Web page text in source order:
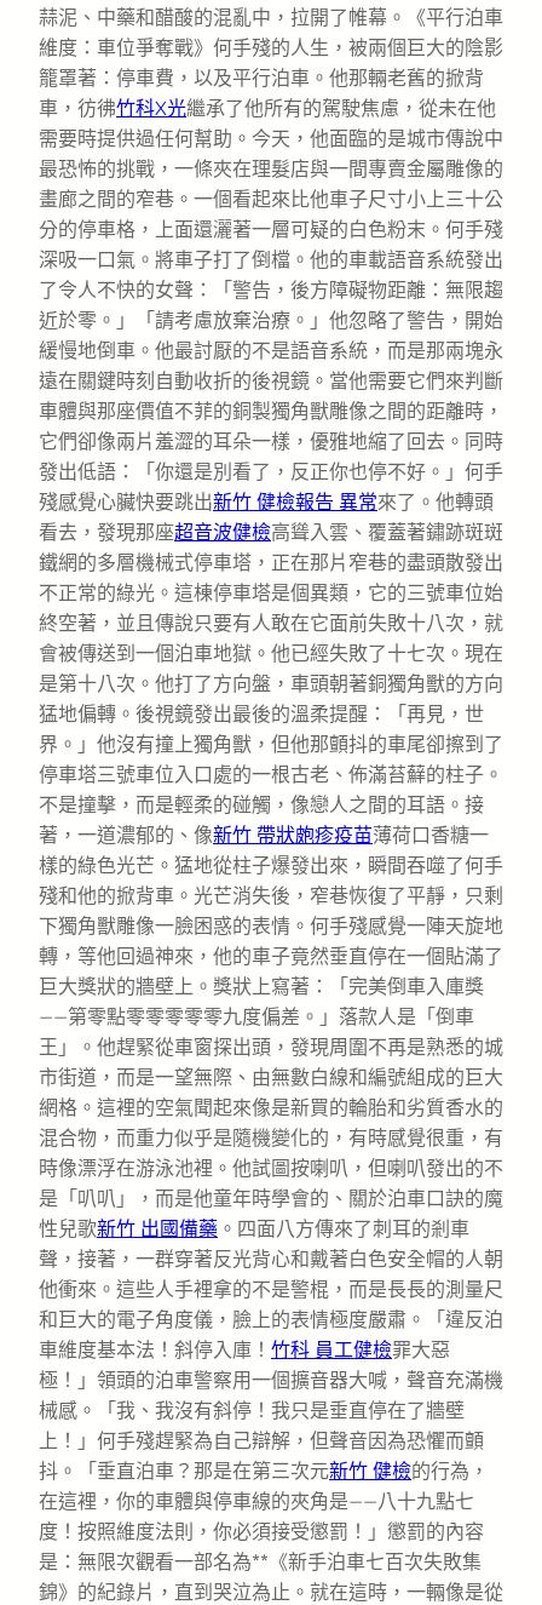
蒜泥、中藥和醋酸的混亂中，拉開了帷幕。《平行泊車
維度：車位爭奪戰》何手殘的人生，被兩個巨大的陰影
籠罩著：停車費，以及平行泊車。他那輛老舊的掀背
車，彷彿竹科X光繼承了他所有的駕駛焦慮，從未在他
需要時提供過任何幫助。今天，他面臨的是城市傳說中
最恐怖的挑戰，一條夾在理髮店與一間專賣金屬雕像的
畫廊之間的窄巷。一個看起來比他車子尺寸小上三十公
分的停車格，上面還灑著一層可疑的白色粉末。何手殘
深吸一口氣。將車子打了倒檔。他的車載語音系統發出
了令人不快的女聲：「警告，後方障礙物距離：無限趨
近於零。」「請考慮放棄治療。」他忽略了警告，開始
緩慢地倒車。他最討厭的不是語音系統，而是那兩塊永
遠在關鍵時刻自動收折的後視鏡。當他需要它們來判斷
車體與那座價值不菲的銅製獨角獸雕像之間的距離時，
它們卻像兩片羞澀的耳朵一樣，優雅地縮了回去。同時
發出低語：「你還是別看了，反正你也停不好。」何手
殘感覺心臟快要跳出新竹 健檢報告 異常來了。他轉頭
看去，發現那座超音波健檢高聳入雲、覆蓋著鏽跡斑斑
鐵網的多層機械式停車塔，正在那片窄巷的盡頭散發出
不正常的綠光。這棟停車塔是個異類，它的三號車位始
終空著，並且傳說只要有人敢在它面前失敗十八次，就
會被傳送到一個泊車地獄。他已經失敗了十七次。現在
是第十八次。他打了方向盤，車頭朝著銅獨角獸的方向
猛地偏轉。後視鏡發出最後的溫柔提醒：「再見，世
界。」他沒有撞上獨角獸，但他那顫抖的車尾卻擦到了
停車塔三號車位入口處的一根古老、佈滿苔蘚的柱子。
不是撞擊，而是輕柔的碰觸，像戀人之間的耳語。接
著，一道濃郁的、像新竹 帶狀皰疹疫苗薄荷口香糖一
樣的綠色光芒。猛地從柱子爆發出來，瞬間吞噬了何手
殘和他的掀背車。光芒消失後，窄巷恢復了平靜，只剩
下獨角獸雕像一臉困惑的表情。何手殘感覺一陣天旋地
轉，等他回過神來，他的車子竟然垂直停在一個貼滿了
巨大獎狀的牆壁上。獎狀上寫著：「完美倒車入庫獎
——第零點零零零零零九度偏差。」落款人是「倒車
王」。他趕緊從車窗探出頭，發現周圍不再是熟悉的城
市街道，而是一望無際、由無數白線和編號組成的巨大
網格。這裡的空氣聞起來像是新買的輪胎和劣質香水的
混合物，而重力似乎是隨機變化的，有時感覺很重，有
時像漂浮在游泳池裡。他試圖按喇叭，但喇叭發出的不
是「叭叭」，而是他童年時學會的、關於泊車口訣的魔
性兒歌新竹 出國備藥 。四面八方傳來了刺耳的剎車
聲，接著，一群穿著反光背心和戴著白色安全帽的人朝
他衝來。這些人手裡拿的不是警棍，而是長長的測量尺
和巨大的電子角度儀，臉上的表情極度嚴肅。「違反泊
車維度基本法！斜停入庫！ 竹科 員工健檢罪大惡
極！」領頭的泊車警察用一個擴音器大喊，聲音充滿機
械感。「我、我沒有斜停！我只是垂直停在了牆壁
上！」何手殘趕緊為自己辯解，但聲音因為恐懼而顫
抖。「垂直泊車？那是在第三次元新竹 健檢的行為，
在這裡，你的車體與停車線的夾角是——八十九點七
度！按照維度法則，你必須接受懲罰！」懲罰的內容
是：無限次觀看一部名為**《新手泊車七百次失敗集
錦》的紀錄片，直到哭泣為止。就在這時，一輛像是從